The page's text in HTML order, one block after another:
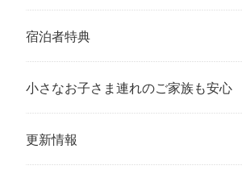
宿泊者特典
小さなお子さま連れのご家族も安心
更新情報